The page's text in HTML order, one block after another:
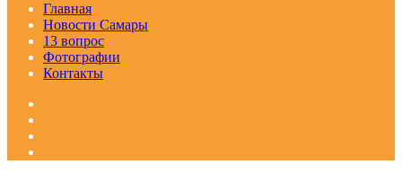
Главная
Новости Самары
13 вопрос
Фотографии
Контакты